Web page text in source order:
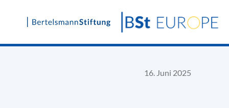
Skip
16. Juni 2025